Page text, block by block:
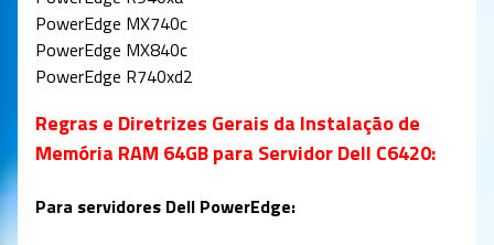
PowerEdge MX740c
PowerEdge MX840c
PowerEdge R740xd2
Regras e Diretrizes Gerais da Instalação de
Memória RAM 64GB para Servidor Dell C6420:
Para servidores Dell PowerEdge: